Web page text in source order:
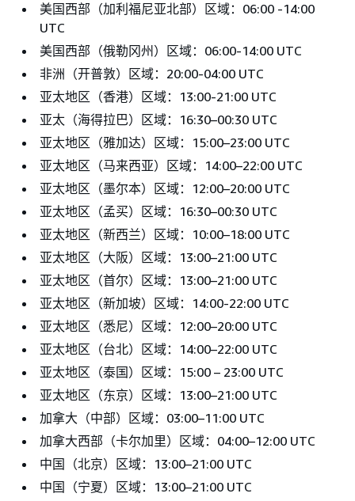
美国西部（加利福尼亚北部）区域：06:00 -14:00
UTC
美国西部（俄勒冈州）区域：06:00-14:00 UTC
非洲（开普敦）区域：20:00-04:00 UTC
亚太地区（香港）区域：13:00-21:00 UTC
亚太（海得拉巴）区域：16:30–00:30 UTC
亚太地区（雅加达）区域：15:00–23:00 UTC
亚太地区（马来西亚）区域：14:00–22:00 UTC
亚太地区（墨尔本）区域：12:00–20:00 UTC
亚太地区（孟买）区域：16:30–00:30 UTC
亚太地区（新西兰）区域：10:00–18:00 UTC
亚太地区（大阪）区域：13:00–21:00 UTC
亚太地区（首尔）区域：13:00–21:00 UTC
亚太地区（新加坡）区域：14:00-22:00 UTC
亚太地区（悉尼）区域：12:00–20:00 UTC
亚太地区（台北）区域：14:00–22:00 UTC
亚太地区（泰国）区域：15:00 – 23:00 UTC
亚太地区（东京）区域：13:00–21:00 UTC
加拿大（中部）区域：03:00–11:00 UTC
加拿大西部（卡尔加里）区域：04:00–12:00 UTC
中国（北京）区域：13:00–21:00 UTC
中国（宁夏）区域：13:00–21:00 UTC